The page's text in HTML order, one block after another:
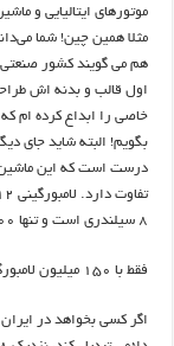
موتورهای ایتالیایی و
مثلا همین چین! شما
هم می گویند کشور
اول قالب و بدنه ‌اش
خاصی را ابداع کرده ام
بگویم! البته شاید جای
درست است که این ماشین
۸ سیلندری است و تنها ۲۰۰ کیلومتر در ساعت سرعت دارد.
فقط با ۱۵۰ میلیون لامبورگینی ساختم
اگر کسی بخواهد در ایران